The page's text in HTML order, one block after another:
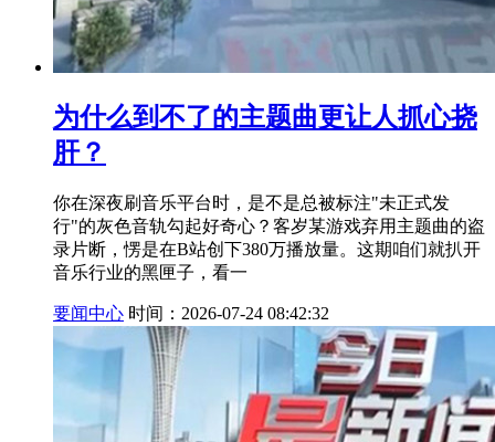
为什么到不了的主题曲更让人抓心挠
肝？
你在深夜刷音乐平台时，是不是总被标注"未正式发
行"的灰色音轨勾起好奇心？客岁某游戏弃用主题曲的盗
录片断，愣是在B站创下380万播放量。这期咱们就扒开
音乐行业的黑匣子，看一
要闻中心 时间：2026-07-24 08:42:32